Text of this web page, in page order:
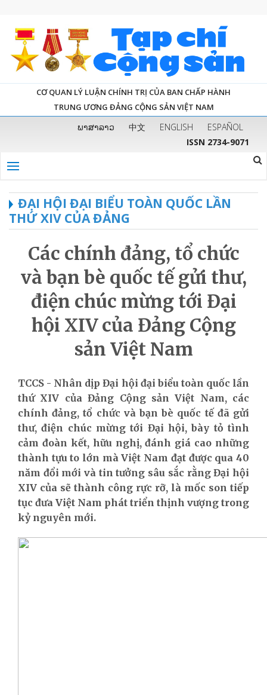
CƠ QUAN LÝ LUẬN CHÍNH TRỊ CỦA BAN CHẤP HÀNH
TRUNG ƯƠNG ĐẢNG CỘNG SẢN VIỆT NAM
ພາສາລາວ 中文 ENGLISH
ESPAÑOL
ISSN 2734-9071
ĐẠI HỘI ĐẠI BIỂU TOÀN QUỐC LẦN
THỨ XIV CỦA ĐẢNG
Các chính đảng, tổ chức
và bạn bè quốc tế gửi thư,
điện chúc mừng tới Đại
hội XIV của Đảng Cộng
sản Việt Nam
TCCS - Nhân dịp Đại hội đại biểu toàn quốc lần
thứ XIV của Đảng Cộng sản Việt Nam, các
chính đảng, tổ chức và bạn bè quốc tế đã gửi
thư, điện chúc mừng tới Đại hội, bày tỏ tình
cảm đoàn kết, hữu nghị, đánh giá cao những
thành tựu to lớn mà Việt Nam đạt được qua 40
năm đổi mới và tin tưởng sâu sắc rằng Đại hội
XIV của sẽ thành công rực rỡ, là mốc son tiếp
tục đưa Việt Nam phát triển thịnh vượng trong
kỷ nguyên mới.